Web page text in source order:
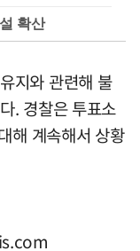
확산
지와 관련해 불
. 경찰은 투표소
해 계속해서 상황